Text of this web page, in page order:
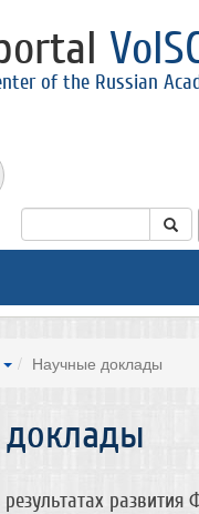
of the Russian
Научные доклады
развития